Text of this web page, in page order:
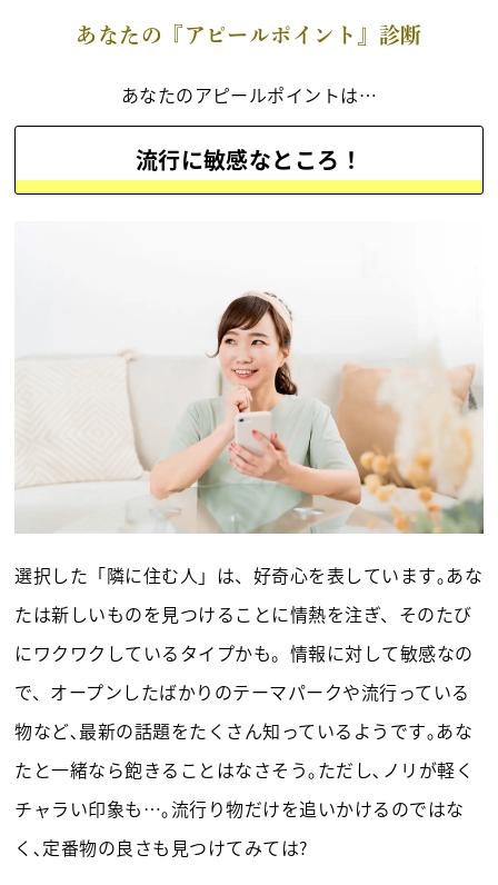
あなたの『アピールポイント』診断
あなたのアピールポイントは…
流行に敏感なところ！
選択した「隣に住む人」は、好奇心を表しています｡あな
たは新しいものを見つけることに情熱を注ぎ、そのたび
にワクワクしているタイプかも。情報に対して敏感なの
で、オープンしたばかりのテーマパークや流行っている
物など､最新の話題をたくさん知っているようです｡あな
たと一緒なら飽きることはなさそう｡ただし､ノリが軽く
チャラい印象も…｡流行り物だけを追いかけるのではな
く､定番物の良さも見つけてみては?